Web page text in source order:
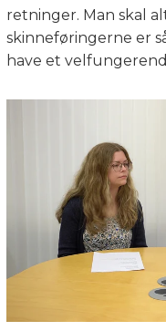
retninger. Man skal
skinneføringerne er
have et